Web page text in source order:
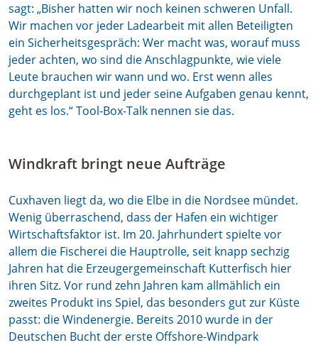
sagt: „Bisher hatten wir noch keinen schweren Unfall.
Wir machen vor jeder Ladearbeit mit allen Beteiligten
ein Sicherheitsgespräch: Wer macht was, worauf muss
jeder achten, wo sind die Anschlagpunkte, wie viele
Leute brauchen wir wann und wo. Erst wenn alles
durchgeplant ist und jeder seine Aufgaben genau kennt,
geht es los.“ Tool-Box-Talk nennen sie das.
Windkraft bringt neue Aufträge
Cuxhaven liegt da, wo die Elbe in die Nordsee mündet.
Wenig überraschend, dass der Hafen ein wichtiger
Wirtschaftsfaktor ist. Im 20. Jahrhundert spielte vor
allem die Fischerei die Hauptrolle, seit knapp sechzig
Jahren hat die Erzeugergemeinschaft Kutterfisch hier
ihren Sitz. Vor rund zehn Jahren kam allmählich ein
zweites Produkt ins Spiel, das besonders gut zur Küste
passt: die Windenergie. Bereits 2010 wurde in der
Deutschen Bucht der erste Offshore-Windpark